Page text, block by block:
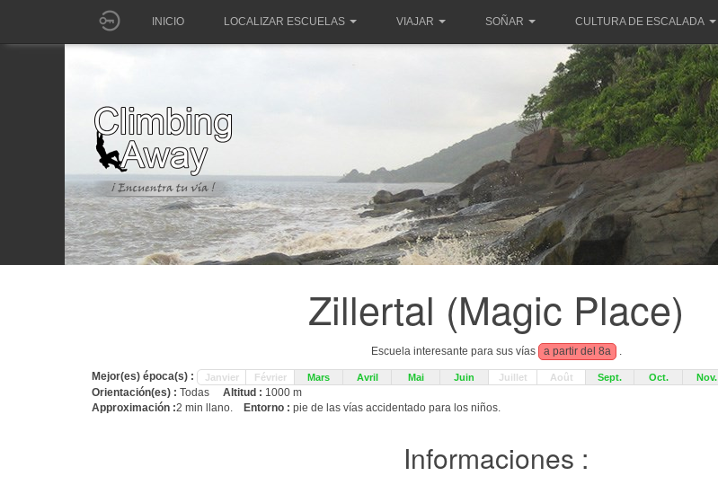
INICIO LOCALIZAR ESCUELAS VIAJAR SOÑAR CULTURA DE ESCALADA
Zillertal (Magic Place)
Escuela interesante para sus vías a partir del 8a .
Mejor(es) época(s) : Janvier Février Mars Avril Mai Juin Juillet Août Sept. Oct. Nov.
Orientación(es) : Todas Altitud : 1000 m
Approximación :2 min llano. Entorno : pie de las vías accidentado para los niños.
Informaciones :